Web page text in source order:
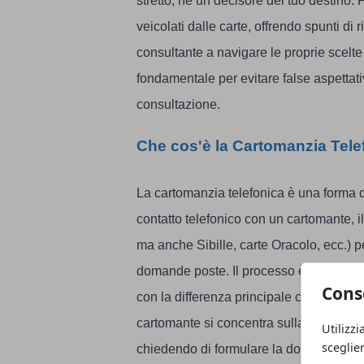
veicolati dalle carte, offrendo spunti di
consultante a navigare le proprie
fondamentale per evitare false
consultazione.
Che cos'è la Cartomanzia
La cartomanzia telefonica è una forma
contatto telefonico con un cartomante,
ma anche Sibille, carte Oracolo, ecc.)
domande poste. Il processo è
con la differenza principale che la
cartomante si concentra sulla voce e
chiedendo di formulare la domanda o